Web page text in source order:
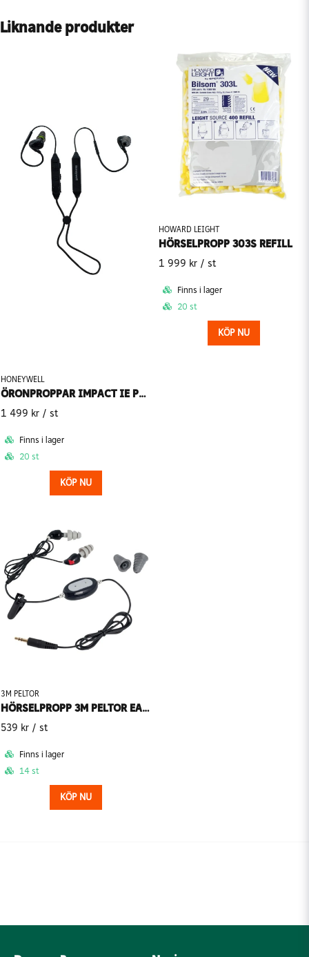
Liknande produkter
HONEYWELL
ÖRONPROPPAR IMPACT IE PRO HT+BT
1 499 kr / st
Finns i lager
20 st
KÖP NU
HOWARD LEIGHT
HÖRSELPROPP 303S REFILL
1 999 kr / st
Finns i lager
20 st
KÖP NU
3M PELTOR
HÖRSELPROPP 3M PELTOR EARBUDS
539 kr / st
Finns i lager
14 st
KÖP NU